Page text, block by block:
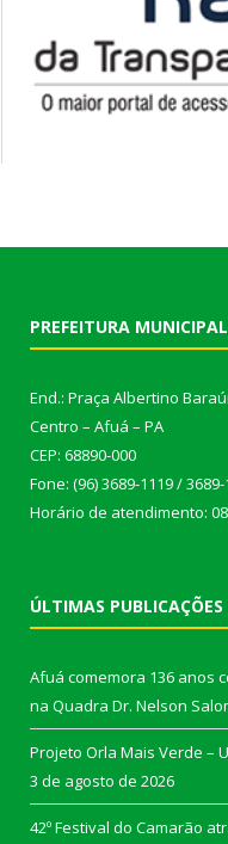
PREFEITURA
End.: Praça Albertino
Centro – Afuá – PA
CEP: 68890-000
Fone: (96) 3689-1119 /
Horário de atendimento:
ÚLTIMAS PUBLICAÇÕES
Afuá comemora 136 anos
na Quadra Dr. Nelson
Projeto Orla Mais Verde –
3 de agosto de 2026
42º Festival do Camarão